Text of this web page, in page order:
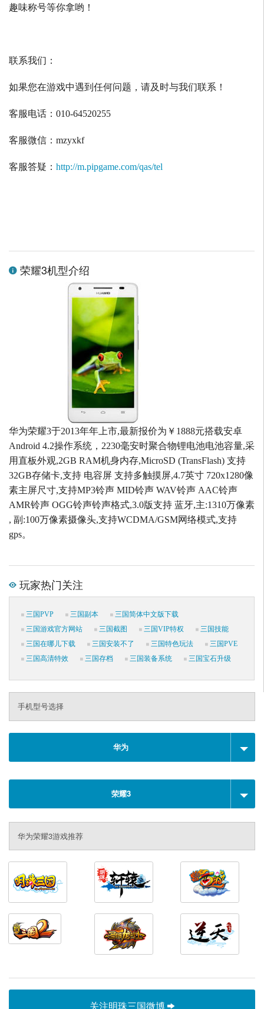
趣味称号等你拿哟！
联系我们：
如果您在游戏中遇到任何问题，请及时与我们联系！
客服电话： 010-64520255
客服微信： mzyxkf
客服答疑： http://m.pipgame.com/qas/tel
荣耀3机型介绍
华为荣耀3于2013年年上市,最新报价为￥1888元搭载安卓
Android 4.2操作系统，2230毫安时聚合物锂电池电池容量,采
用直板外观,2GB RAM机身内存,MicroSD (TransFlash) 支持
32GB存储卡,支持 电容屏 支持多触摸屏,4.7英寸 720x1280像
素主屏尺寸,支持MP3铃声 MID铃声 WAV铃声 AAC铃声
AMR铃声 OGG铃声铃声格式,3.0版支持 蓝牙,主:1310万像素
, 副:100万像素摄像头,支持WCDMA/GSM网络模式,支持
gps。
玩家热门关注
三国PVP 三国副本
三国简体中文版下载
三国游戏官方网站
三国截图 三国VIP特权
三国技能
三国在哪儿下载
三国安装不了 三国特色玩法
三国PVE
三国高清特效
三国存档 三国装备系统 三国宝石升级
手机型号选择
华为
荣耀3
华为荣耀3游戏推荐
关注明珠三国微博